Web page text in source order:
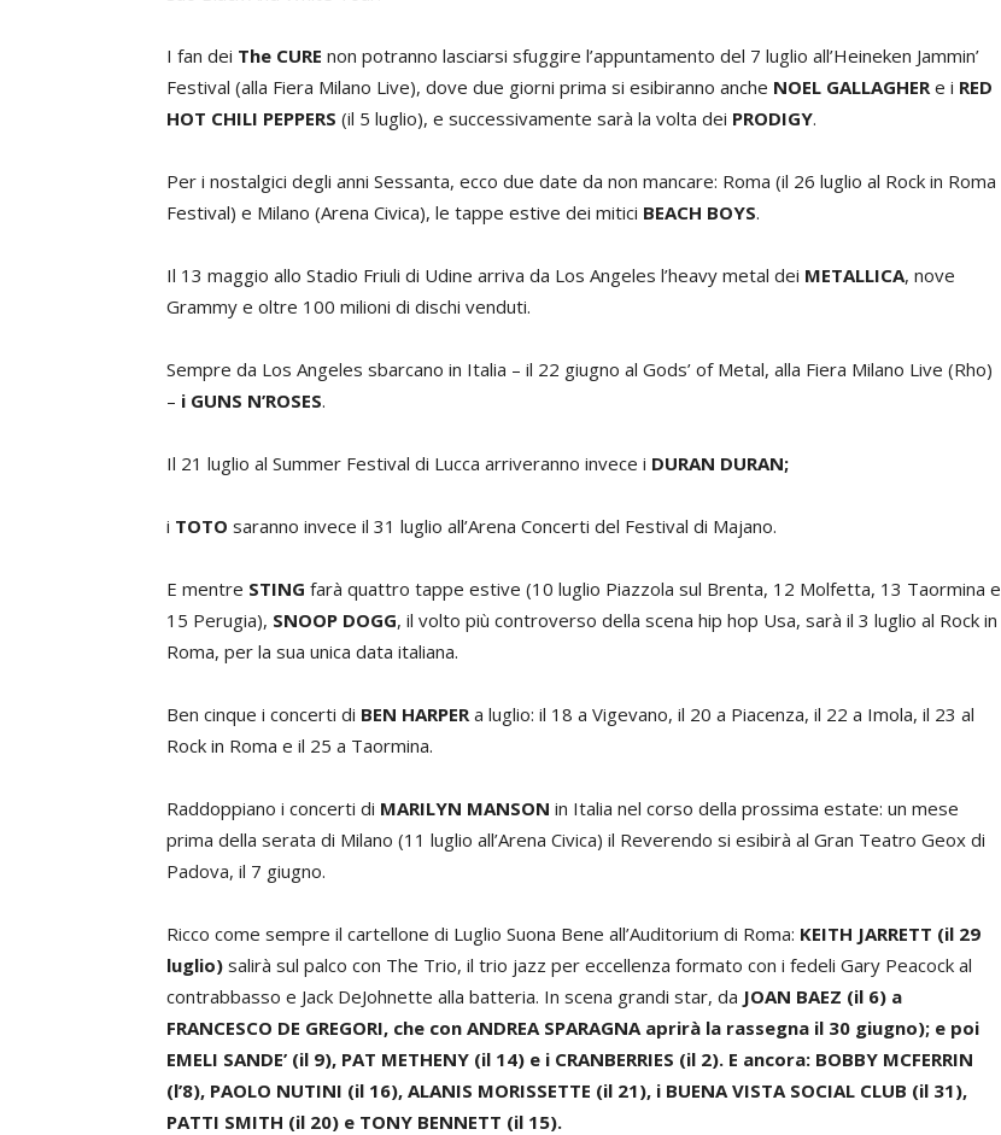
I fan dei The CURE non potranno lasciarsi sfuggire l’appuntamento del 7 luglio all’Heineken Jammin’
Festival (alla Fiera Milano Live), dove due giorni prima si esibiranno anche NOEL GALLAGHERe i RED
HOT CHILI PEPPERS (il 5 luglio), e successivamente sarà la volta dei PRODIGY.
Per i nostalgici degli anni Sessanta, ecco due date da non mancare: Roma (il 26 luglio al Rock in Roma
Festival) e Milano (Arena Civica), le tappe estive dei mitici BEACH BOYS.
Il 13 maggio allo Stadio Friuli di Udine arriva da Los Angeles l’heavy metal dei METALLICA, nove
Grammy e oltre 100 milioni di dischi venduti.
Sempre da Los Angeles sbarcano in Italia – il 22 giugno al Gods’ of Metal, alla Fiera Milano Live (Rho)
– i GUNS N’ROSES.
Il 21 luglio al Summer Festival di Lucca arriveranno invece i DURAN DURAN;
i TOTO saranno invece il 31 luglio all’Arena Concerti del Festival di Majano.
E mentre STING farà quattro tappe estive (10 luglio Piazzola sul Brenta, 12 Molfetta, 13 Taormina e
15 Perugia), SNOOP DOGG, il volto più controverso della scena hip hop Usa, sarà il 3 luglio al Rock in
Roma, per la sua unica data italiana.
Ben cinque i concerti di BEN HARPERa luglio: il 18 a Vigevano, il 20 a Piacenza, il 22 a Imola, il 23 al
Rock in Roma e il 25 a Taormina.
Raddoppiano i concerti di MARILYN MANSON in Italia nel corso della prossima estate: un mese
prima della serata di Milano (11 luglio all’Arena Civica) il Reverendo si esibirà al Gran Teatro Geox di
Padova, il 7 giugno.
Ricco come sempre il cartellone di Luglio Suona Bene all’Auditorium di Roma: KEITH JARRETT (il 29
luglio) salirà sul palco con The Trio, il trio jazz per eccellenza formato con i fedeli Gary Peacock al
contrabbasso e Jack DeJohnette alla batteria. In scena grandi star, da JOAN BAEZ (il 6) a
FRANCESCO DE GREGORI, che con ANDREA SPARAGNA aprirà la rassegna il 30 giugno); e poi
EMELI SANDE’ (il 9), PAT METHENY (il 14) e i CRANBERRIES (il 2). E ancora: BOBBY MCFERRIN
(l’8), PAOLO NUTINI (il 16), ALANIS MORISSETTE (il 21), i BUENA VISTA SOCIAL CLUB (il 31),
PATTI SMITH (il 20) e TONY BENNETT (il 15).